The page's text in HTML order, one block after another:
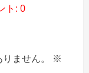
ト: 0
ません。
※